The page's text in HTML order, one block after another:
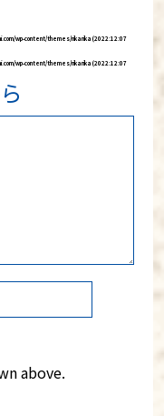
wp-content/themes/rikarika (2022:12:07
wp-content/themes/rikarika (2022:12:07
above.